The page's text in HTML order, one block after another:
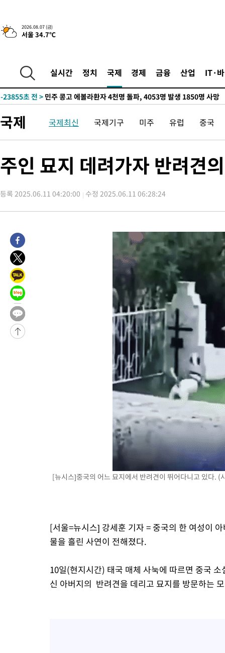
2026.08.07 (금)
서울 34.7℃
실시간 정치 국제 경제 금융 산업 IT·
-6191초 전 > [속보] 뉴욕증시, 일제 하락 마감…나스닥 0.06%↓
25.3%↑
-27389초 전 >
[속보]'채상병 순직 책임' 임성근, 항소심도 징역 3년
-27255초 전 >
-23855초 전 > 민주 콩고 에볼라환자 4천명 돌파, 4053명 발생 1850명 사망
-22299초 전 >
"미 전국적 살모네라 식중독 원인은 멕시코산 할라피뇨"--
-20812초 전 >[속보]경찰·노동부, HL만도 평택사업장 끼임 사망 관련 압수
압수수색
-20448초 전 >[속보]원·달러 환율, 오전 9시 1423.8원
-20230초 전 >[속보]코스닥, 5.95포인트(0.74%) 상승한 807.62개장
-20198초 전 >[속보]코스피, 6300선 재탈환…1.09% 오른 6365.07 개장
-16661초 전 >
입추에도 극한더위…서울 낮 39도 '폭염중대경보'
-11625초 전 >
이란, 호르무즈서 "적국 목표물들"과 대치로 남부 케슘섬에서
례 큰 폭발음
-10340초 전 >
[속보]美, 폴리실리콘 수입 규제…파생제품 15% 관세, 120일
발효
-8491초 전 >
[속보]트럼프, 美 원정출산 금지 행정명령 서명
-6191초 전 >
[속보] 뉴욕증시, 일제 하락 마감…나스닥 0.06%↓
-30229초 전 >
[속보] 7월 중국 수출 23.9%↑ 수입 27.5%↑…무역총액
25.3%↑
-27389초 전 >
[속보]'채상병 순직 책임' 임성근, 항소심도 징역 3년
-27255초 전 >
[속보]종합특검, '관저이전 봐주기 감사' 유병호 구속기소
민주 콩고 에볼라환자 4천명 돌파, 4053명 발생 1850명 사망
[속보]'300억원대 사기 혐의' 차가원 대표 구속 송치
"미 전국적 살모네라 식중독 원인은 멕시코산 할라피뇨"--
[속보]경찰·노동부, HL만도 평택사업장 끼임 사망 관련 압수
[속보]합수본, '투표율 허위 입력' 중앙·서울·경기도 선관위
[속보]원·달러 환율, 오전 9시 1423.8원
[속보]삼성전자·SK하이닉스 동반 강보합…1%대 상승 출발
[속보]코스닥, 5.95포인트(0.74%) 상승한 807.62개장
[속보]코스피, 6300선 재탈환…1.09% 오른 6365.07 개장
시리아 다마스쿠스 교외에서 미니버스 폭발.. 14명 부상, 3명
[속보]트럼프, 美 원정출산 금지 행정명령 서명
[속보] 뉴욕증시, 일제 하락 마감…나스닥 0.06%↓
국제 국제최신 국제기구 미주 유럽 중국
주인 묘지 데려가자 반려견
등록 2025.06.11 04:20:00 수정 2025.06.11 06:28:24
[뉴시스]중국의 어느 묘지에서 반려견이 뛰어다니고 있다.
[서울=뉴시스] 강세훈 기자 = 중국의 한 여성이
물을 흘린 사연이 전해졌다.
10일(현지시간) 태국 매체 사눅에 따르면 중국
신 아버지의 반려견을 데리고 묘지를 방문하는